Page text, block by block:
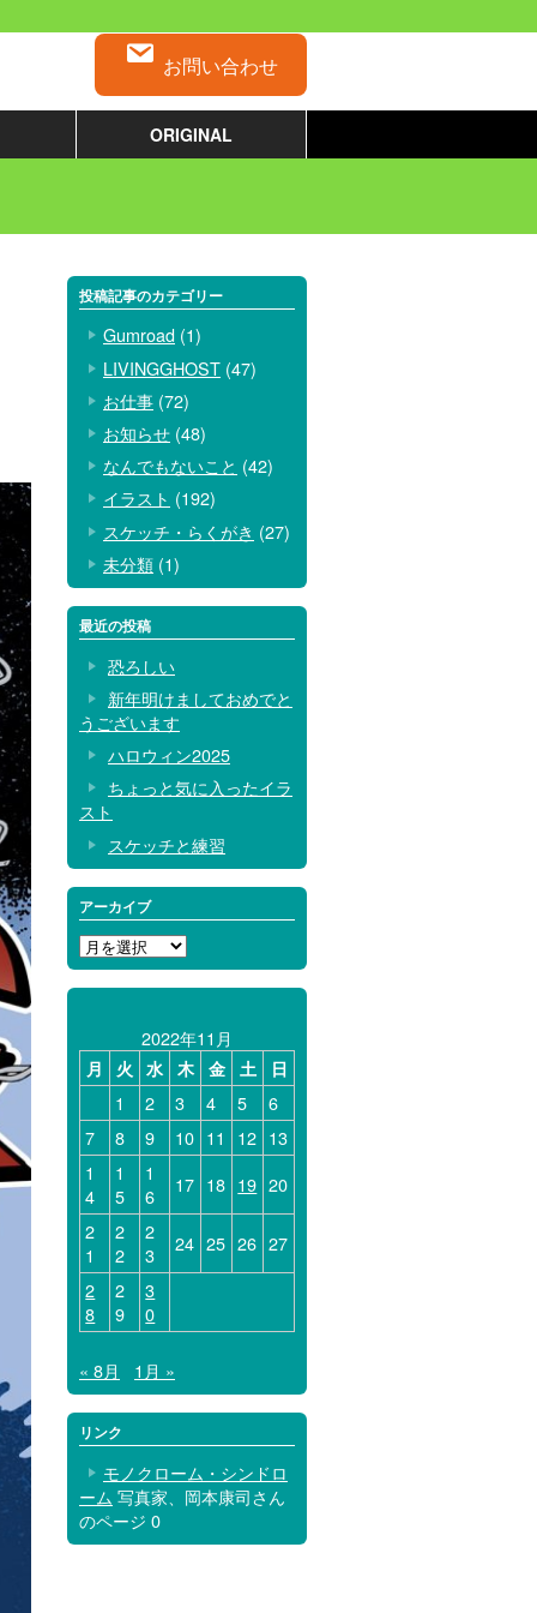
お問い合わせ
ORIGINAL
投稿記事のカテゴリー
Gumroad (1)
LIVINGGHOST (47)
お仕事 (72)
お知らせ (48)
なんでもないこと (42)
イラスト (192)
スケッチ・らくがき (27)
未分類 (1)
最近の投稿
恐ろしい
新年明けましておめでと
うございます
ハロウィン2025
ちょっと気に入ったイラ
スト
スケッチと練習
アーカイブ
ア
ー
カ
2022年11月
月 火 水 木 金 土 日
1 2 3 4 5
6
7
8 9 10 11 12 13
1
4
1
5
1
6
17 18 19 20
2
1
2
2
2
3
24 25 26 27
2
8
2
9
3
0
« 8月 1月 »
リンク
モノクローム・シンドロ
ーム 写真家、岡本康司さん
のページ 0